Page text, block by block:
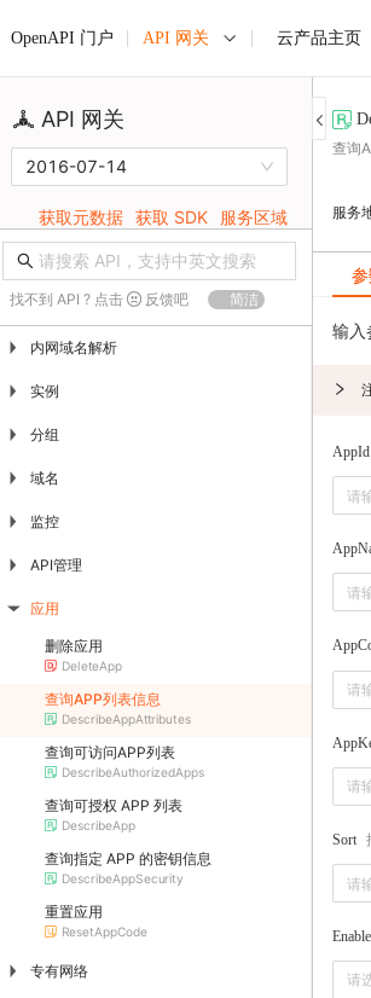
OpenAPI 门户 API 网关 云产品主页
API 网关
2016-07-14
获取元数据 获取 SDK 服务区域
找不到 API ? 点击 反馈吧 简洁
▶ 内网域名解析
▶ 实例
▶ 分组
▶ 域名
▶ 监控
▶ API管理
▶ 应用
删除应用
DeleteApp
查询APP列表信息
DescribeAppAttributes
查询可访问APP列表
DescribeAuthorizedApps
查询可授权 APP 列表
DescribeApp
查询指定 APP 的密钥信息
DescribeAppSecurity
重置应用
ResetAppCode
▶ 专有网络
查询
服务
输入
AppId
Sort
请